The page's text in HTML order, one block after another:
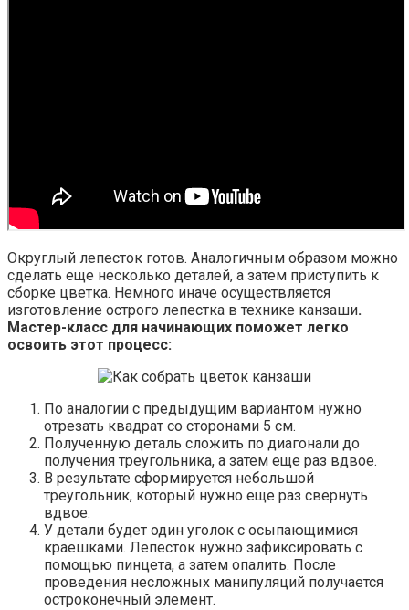
Округлый лепесток готов. Аналогичным образом можно
сделать еще несколько деталей, а затем приступить к
сборке цветка. Немного иначе осуществляется
изготовление острого лепестка в технике канзаши.
Мастер-класс для начинающих поможет легко
освоить этот процесс:
По аналогии с предыдущим вариантом нужно
отрезать квадрат со сторонами 5 см.
Полученную деталь сложить по диагонали до
получения треугольника, а затем еще раз вдвое.
В результате сформируется небольшой
треугольник, который нужно еще раз свернуть
вдвое.
У детали будет один уголок с осыпающимися
краешками. Лепесток нужно зафиксировать с
помощью пинцета, а затем опалить. После
проведения несложных манипуляций получается
остроконечный элемент.